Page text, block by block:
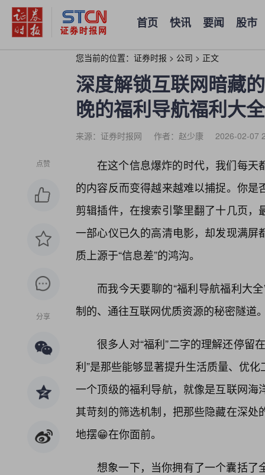
首页 快讯 要闻 股市
您当前的位置： 证券时报 > 公司 > 正文
深度解锁互联网暗藏
晚的福利导航福利大全
来源：证券时报网 作者：赵少康 2026-02-07
点赞
分享
在这个信息爆炸的时代，我们每天
的内容反而变得越来越难以捕捉。你
剪辑插件，在搜索引擎里翻了十几页
一部心仪已久的高清电影，却发现满
质上源于“信息差”的鸿沟。
而我今天要聊的“福利导航福利大
制的、通往互联网优质资源的秘密隧道
很多人对“福利”二字的理解还停留
利”是那些能够显著提升生活质量、优
一个顶级的福利导航，就像是互联网
其苛刻的筛选机制，把那些隐藏在深
地摆😁在你面前。
想象一下，当你拥有了一个囊括了